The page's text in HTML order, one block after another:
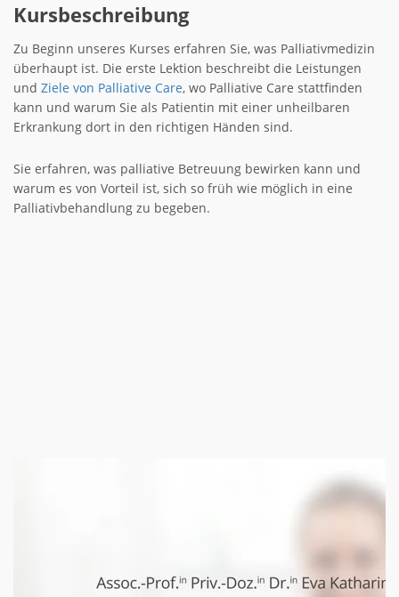
Kursbeschreibung
Zu Beginn unseres Kurses erfahren Sie, was Palliativmedizin
überhaupt ist. Die erste Lektion beschreibt die Leistungen
und Ziele von Palliative Care, wo Palliative Care stattfinden
kann und warum Sie als Patientin mit einer unheilbaren
Erkrankung dort in den richtigen Händen sind.
Sie erfahren, was palliative Betreuung bewirken kann und
warum es von Vorteil ist, sich so früh wie möglich in eine
Palliativbehandlung zu begeben.